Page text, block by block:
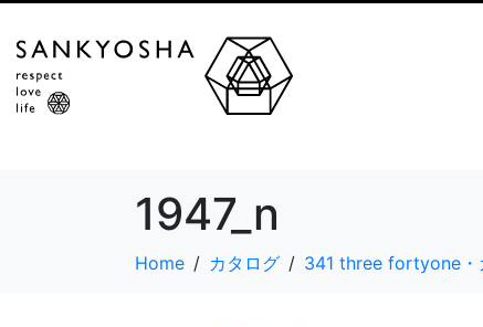
1947_n
Home カタログ 341 three fortyone・